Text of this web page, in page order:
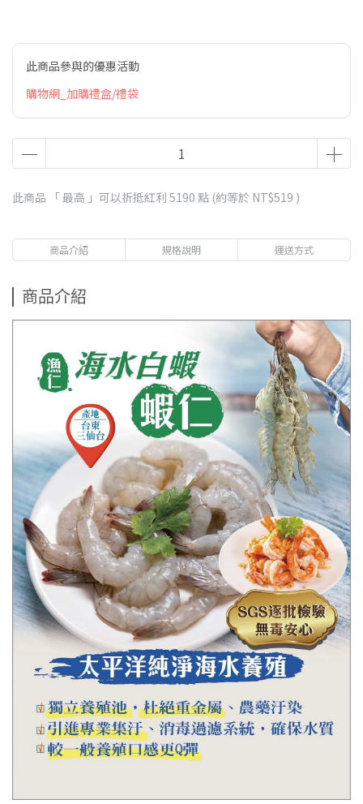
此商品參與的優惠活動
購物網_加購禮盒/禮袋
此商品 「 最高 」可以折抵紅利 5190 點 (約等於 NT$519 )
商品介紹 規格說明 運送方式
商品介紹